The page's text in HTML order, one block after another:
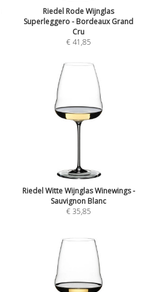
Riedel Rode Wijnglas
Superleggero - Bordeaux Grand
Cru
€41,85
Riedel Witte Wijnglas Winewings -
Sauvignon Blanc
€35,85